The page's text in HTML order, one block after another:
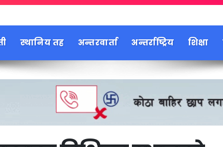
स्थानिय तह अन्तरवार्ता अन्तर्राष्ट्रिय शिक्षा